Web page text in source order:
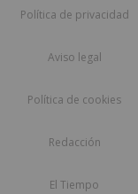
Política de privacidad
Aviso legal
Política de cookies
Redacción
El Tiempo